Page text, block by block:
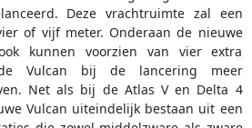
Deze vrachtruimte zal een
of vijf meter. Onderaan de nieuwe
kunnen voorzien van vier extra
Vulcan bij de lancering meer
Net als bij de Atlas V en Delta 4
Vulcan uiteindelijk bestaan uit een